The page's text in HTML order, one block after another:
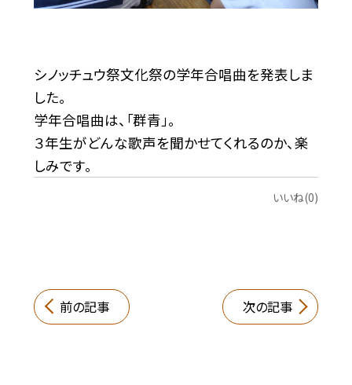
シノッチュウ祭文化祭の学年合唱曲を発表しま
した。
学年合唱曲は、「群青」。
３年生がどんな歌声を聞かせてくれるのか、楽
しみです。
いいね(0)
前の記事 次の記事